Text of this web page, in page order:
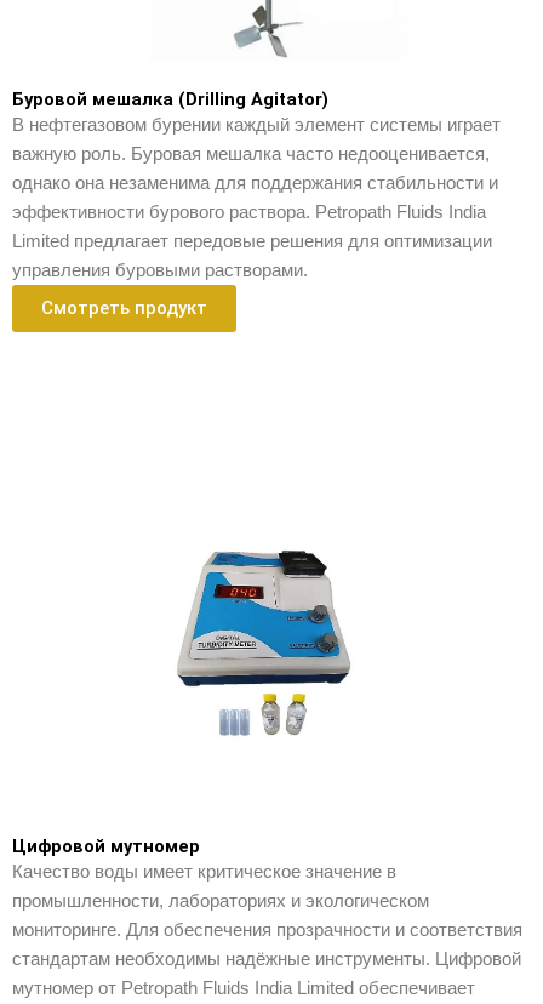
Буровой мешалка (Drilling Agitator)
В нефтегазовом бурении каждый элемент системы играет
важную роль. Буровая мешалка часто недооценивается,
однако она незаменима для поддержания стабильности и
эффективности бурового раствора. Petropath Fluids India
Limited предлагает передовые решения для оптимизации
управления буровыми растворами.
Смотреть продукт
Цифровой мутномер
Качество воды имеет критическое значение в
промышленности, лабораториях и экологическом
мониторинге. Для обеспечения прозрачности и соответствия
стандартам необходимы надёжные инструменты. Цифровой
мутномер от Petropath Fluids India Limited обеспечивает